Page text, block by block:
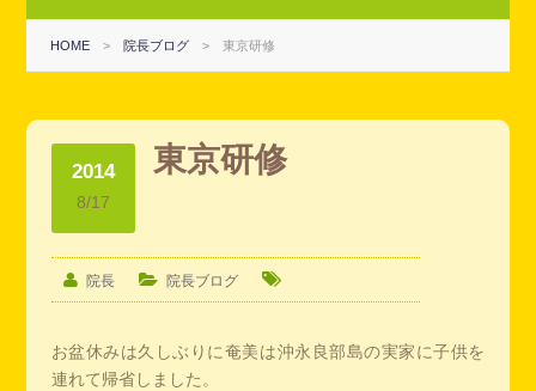
HOME > 院長ブログ >東京研修
2014
8/17
東京研修
院長 院長ブログ
お盆休みは久しぶりに奄美は沖永良部島の実家に子供を
連れて帰省しました。